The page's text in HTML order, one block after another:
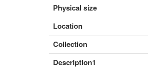
Physical size
Location
Collection
Description1